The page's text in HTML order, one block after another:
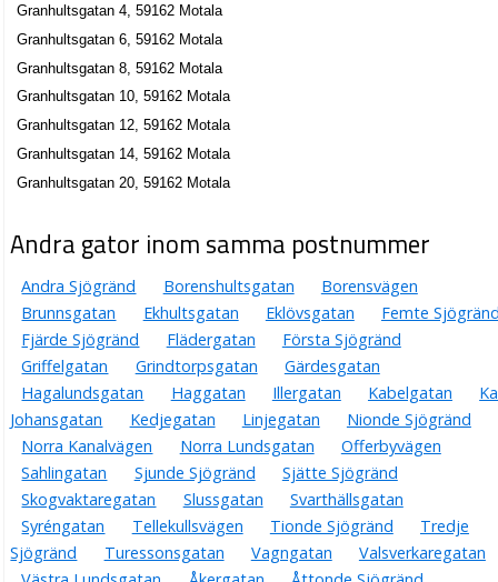
Granhultsgatan 4, 59162 Motala
Granhultsgatan 6, 59162 Motala
Granhultsgatan 8, 59162 Motala
Granhultsgatan 10, 59162 Motala
Granhultsgatan 12, 59162 Motala
Granhultsgatan 14, 59162 Motala
Granhultsgatan 20, 59162 Motala
Andra gator inom samma postnummer
Andra Sjögränd Borenshultsgatan
Borensvägen
Brunnsgatan
Ekhultsgatan Eklövsgatan
Femte
Fjärde Sjögränd
Flädergatan
Första Sjögränd
Griffelgatan
Grindtorpsgatan
Gärdesgatan
Hagalundsgatan
Haggatan Illergatan Kabelgatan
Johansgatan
Kedjegatan Linjegatan
Nionde Sjögränd
Norra Kanalvägen
Norra Lundsgatan
Offerbyvägen
Sahlingatan
Sjunde Sjögränd
Sjätte Sjögränd
Skogvaktaregatan
Slussgatan
Svarthällsgatan
Syréngatan
Tellekullsvägen Tionde Sjögränd
Tredje
Sjögränd
Turessonsgatan Vagngatan
Valsverkaregatan